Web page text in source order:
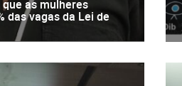
que as mulheres
das vagas da Lei de